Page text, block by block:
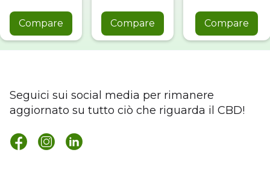
Compare Compare Compare
Seguici sui social media per rimanere
aggiornato su tutto ciò che riguarda il CBD!